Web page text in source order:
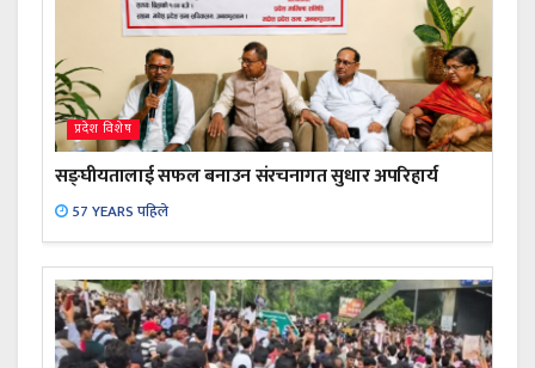
प्रदेश विशेष
सङ्घीयतालाई सफल बनाउन संरचनागत सुधार अपरिहार्य
57 YEARS पहिले